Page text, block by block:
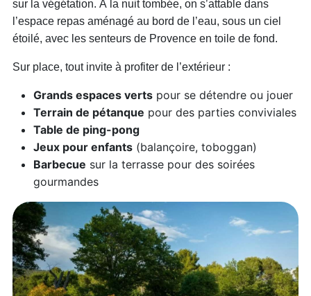
sur la végétation. À la nuit tombée, on s’attable dans
l’espace repas aménagé au bord de l’eau, sous un ciel
étoilé, avec les senteurs de Provence en toile de fond.
Sur place, tout invite à profiter de l’extérieur :
Grands espaces vertspour se détendre ou jouer
Terrain de pétanque pour des parties conviviales
Table de ping-pong
Jeux pour enfants(balançoire, toboggan)
Barbecue sur la terrasse pour des soirées
gourmandes